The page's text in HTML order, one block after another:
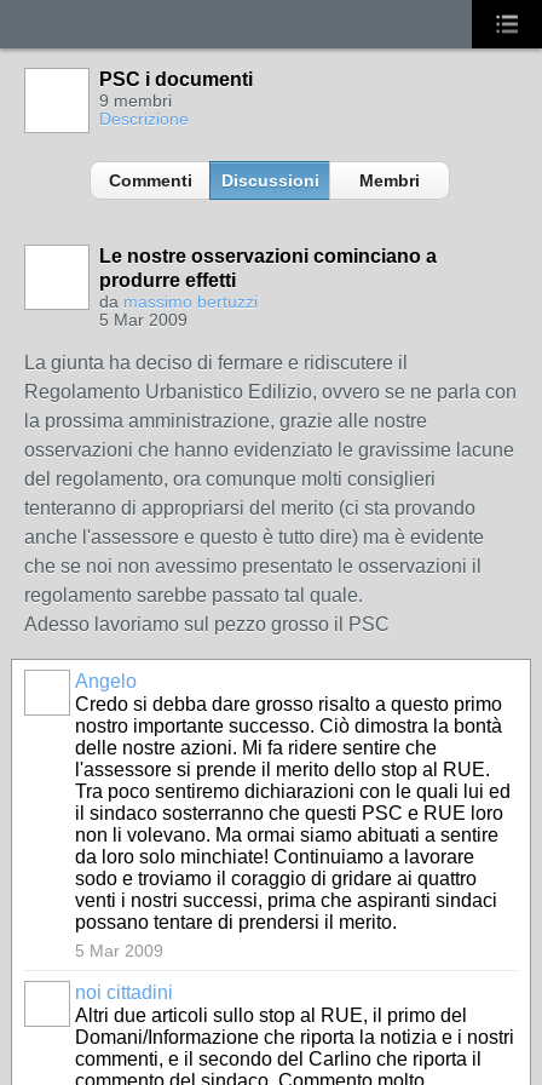
PSC i documenti
9 membri
Descrizione
Commenti Discussioni Membri
Le nostre osservazioni cominciano a
produrre effetti
da massimo bertuzzi
5 Mar 2009
La giunta ha deciso di fermare e ridiscutere il
Regolamento Urbanistico Edilizio, ovvero se ne parla con
la prossima amministrazione, grazie alle nostre
osservazioni che hanno evidenziato le gravissime lacune
del regolamento, ora comunque molti consiglieri
tenteranno di appropriarsi del merito (ci sta provando
anche l'assessore e questo è tutto dire) ma è evidente
che se noi non avessimo presentato le osservazioni il
regolamento sarebbe passato tal quale.
Adesso lavoriamo sul pezzo grosso il PSC
Angelo
Credo si debba dare grosso risalto a questo primo
nostro importante successo. Ciò dimostra la bontà
delle nostre azioni. Mi fa ridere sentire che
l'assessore si prende il merito dello stop al RUE.
Tra poco sentiremo dichiarazioni con le quali lui ed
il sindaco sosterranno che questi PSC e RUE loro
non li volevano. Ma ormai siamo abituati a sentire
da loro solo minchiate! Continuiamo a lavorare
sodo e troviamo il coraggio di gridare ai quattro
venti i nostri successi, prima che aspiranti sindaci
possano tentare di prendersi il merito.
5 Mar 2009
noi cittadini
Altri due articoli sullo stop al RUE, il primo del
Domani/Informazione che riporta la notizia e i nostri
commenti, e il secondo del Carlino che riporta il
commento del sindaco. Commento molto